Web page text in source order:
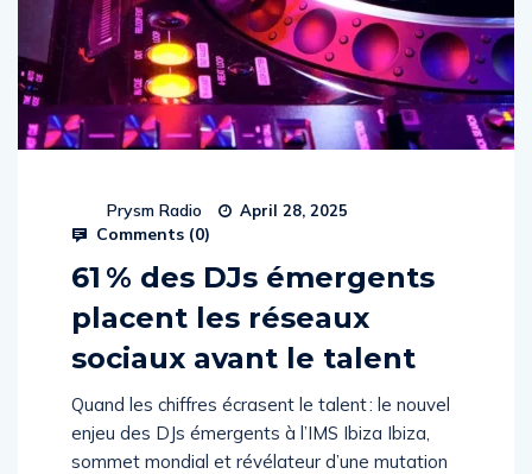
Prysm Radio April 28, 2025
Comments (0)
61 % des DJs émergents
placent les réseaux
sociaux avant le talent
Quand les chiffres écrasent le talent : le nouvel
enjeu des DJs émergents à l’IMS Ibiza Ibiza,
sommet mondial et révélateur d’une mutation